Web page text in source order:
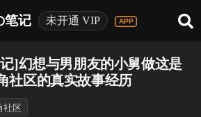
笔记 未开通 VIP
]幻想与男朋友的小舅做这是
社区的真实故事经历
社区